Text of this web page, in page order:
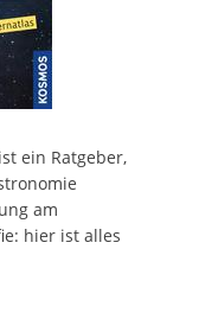
ein Ratgeber,
am
hier ist alles